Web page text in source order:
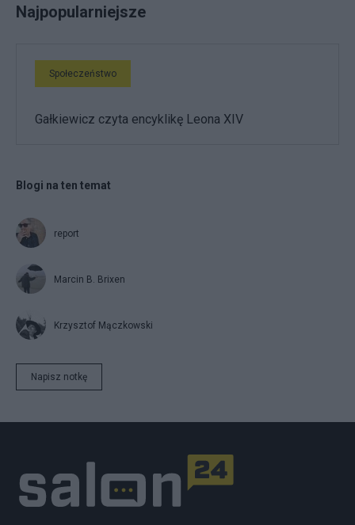
Najpopularniejsze
Społeczeństwo
Gałkiewicz czyta encyklikę Leona XIV
Blogi na ten temat
report
Marcin B. Brixen
Krzysztof Mączkowski
Napisz notkę